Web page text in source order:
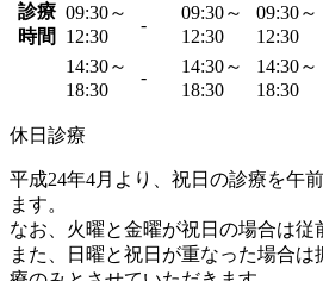
診療
時間
09:30～
12:30
-
09:30～
12:30
09:30～
12:30
14:30～
18:30
-
14:30～
18:30
14:30～
18:30
休日診療
平成24年4月より、祝日の診療を午
ます。
なお、火曜と金曜が祝日の場合は従
また、日曜と祝日が重なった場合